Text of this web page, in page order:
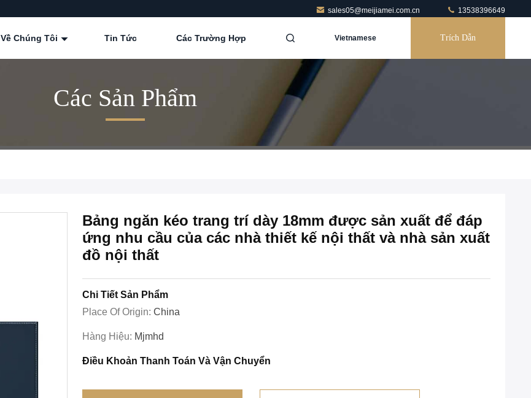
sales05@meijiamei.com.cn 13538396649
Về Chúng Tôi Tin Tức Các Trường Hợp Vietnamese Trích Dẫn
Các Sản Phẩm
Bảng ngăn kéo trang trí dày 18mm được sản xuất để đáp
ứng nhu cầu của các nhà thiết kế nội thất và nhà sản xuất
đồ nội thất
Chi Tiết Sản Phẩm
Place Of Origin: China
Hàng Hiệu: Mjmhd
Điều Khoản Thanh Toán Và Vận Chuyển